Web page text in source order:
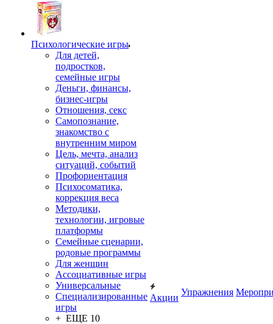
Психологические игры
Для детей,
подростков,
семейные игры
Деньги, финансы,
бизнес-игры
Отношения, секс
Самопознание,
знакомство с
внутренним миром
Цель, мечта, анализ
ситуаций, событий
Профориентация
Психосоматика,
коррекция веса
Методики,
технологии, игровые
платформы
Семейные сценарии,
родовые программы
Для женщин
Ассоциативные игры
Универсальные
Специализированные
игры
+ ЕЩЕ 10
Акции
Упражнения